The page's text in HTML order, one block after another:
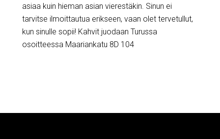
asiaa kuin hieman asian vierestäkin. Sinun ei
tarvitse ilmoittautua erikseen, vaan olet tervetullut,
kun sinulle sopii! Kahvit juodaan Turussa
osoitteessa Maariankatu 8D 104